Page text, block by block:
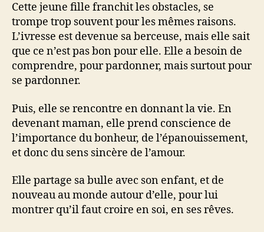
Cette jeune fille franchit les obstacles, se
trompe trop souvent pour les mêmes raisons.
L’ivresse est devenue sa berceuse, mais elle sait
que ce n’est pas bon pour elle. Elle a besoin de
comprendre, pour pardonner, mais surtout pour
se pardonner.
Puis, elle se rencontre en donnant la vie. En
devenant maman, elle prend conscience de
l’importance du bonheur, de l’épanouissement,
et donc du sens sincère de l’amour.
Elle partage sa bulle avec son enfant, et de
nouveau au monde autour d’elle, pour lui
montrer qu’il faut croire en soi, en ses rêves.